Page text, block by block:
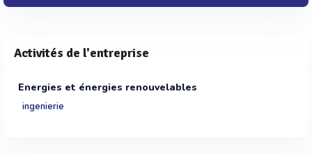
Activités de l'entreprise
Energies et énergies renouvelables
ingenierie